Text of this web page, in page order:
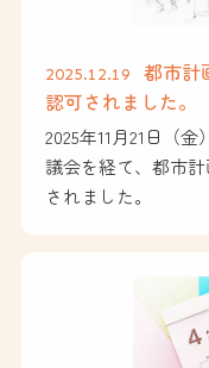
2025.12.19
都市計
認可されました。
2025年11月21日（
議会を経て、都市
されました。